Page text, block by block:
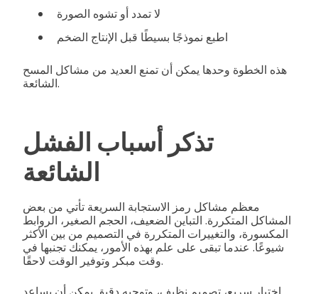
لا تمدد أو تشوه الصورة
اطبع نموذجًا بسيطًا قبل الإنتاج الضخم
هذه الخطوة وحدها يمكن أن تمنع العديد من مشاكل المسح
الشائعة.
تذكر أسباب الفشل
الشائعة
معظم مشاكل رمز الاستجابة السريعة تأتي من بعض
المشاكل المتكررة. التباين الضعيف، الحجم الصغير، الروابط
المكسورة، والتغييرات المتكررة في التصميم من بين الأكثر
شيوعًا. عندما تبقى على علم بهذه الأمور، يمكنك تجنبها في
وقت مبكر وتوفير الوقت لاحقًا.